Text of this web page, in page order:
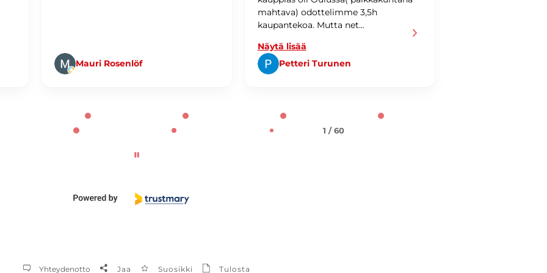
Mauri Rosenlöf
mahtava) odottelimme 3,5h
kaupantekoa. Mutta net...
Näytä lisää
Petteri Turunen
1 / 60
Yhteydenotto Jaa Suosikki Tulosta